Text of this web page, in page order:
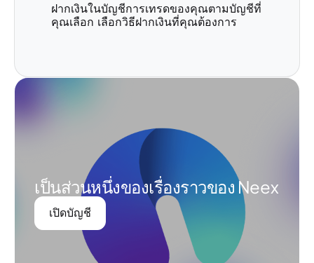
ฝากเงินในบัญชีการเทรดของคุณตามบัญชีที่
คุณเลือก เลือกวิธีฝากเงินที่คุณต้องการ
เป็นส่วนหนึ่งของเรื่องราวของ Neex
เปิดบัญชี